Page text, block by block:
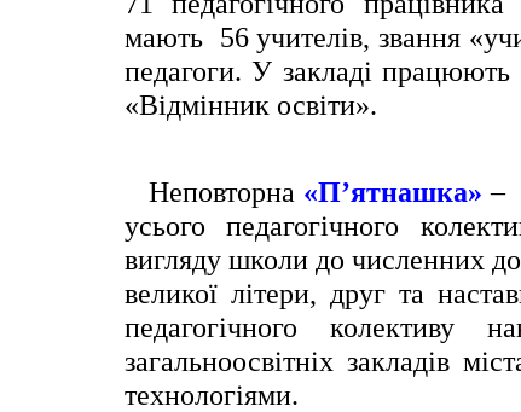
мають 56 учителів, звання
педагоги. У закладі
«Відмінник освіти».
Неповторна «П’ятнашка» –
усього педагогічного
вигляду школи до численних
великої літери, друг та
педагогічного
загальноосвітніх закладів
технологіями.